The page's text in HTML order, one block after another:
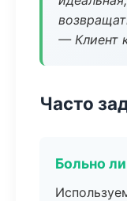
— Клиент
Часто
Больно